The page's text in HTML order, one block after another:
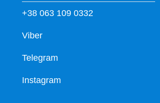
+38 063 109 0332
Viber
Telegram
Instagram